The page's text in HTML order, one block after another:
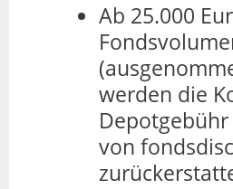
Ab 25.000
werden die
von